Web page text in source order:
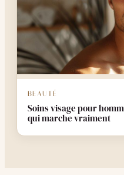
BEAUTÉ
Soins visage pour
qui marche vraiment